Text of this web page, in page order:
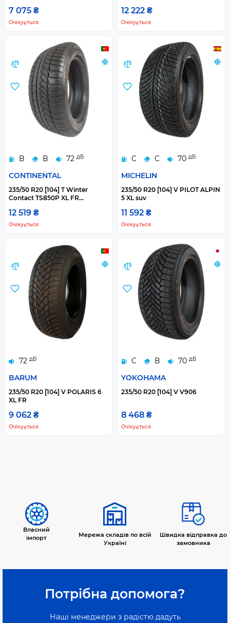
7 075 ₴
Очікується
12 222 ₴
Очікується
B B 72 дБ
CONTINENTAL
235/50 R20 [104] T Winter
Contact TS850P XL FR
12 519 ₴
Очікується
C C 70 дБ
MICHELIN
235/50 R20 [104] V PILOT ALPIN
5 XL suv
11 592 ₴
Очікується
72 дБ
BARUM
235/50 R20 [104] V POLARIS 6
XL FR
9 062 ₴
Очікується
C B 70 дБ
YOKOHAMA
235/50 R20 [104] V V906
8 468 ₴
Очікується
Власний
імпорт
Мережа складів по всій
Україні
Швидка відправка до
замовника
Потрібна допомога?
Наші менеджери з радістю дадуть